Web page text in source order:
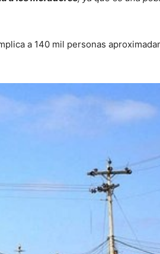
a 140 mil personas